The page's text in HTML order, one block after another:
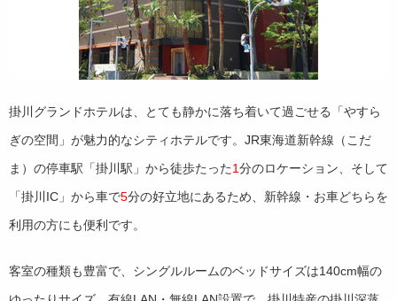
掛川グランドホテルは、とても静かに落ち着いて過ごせる「やすら
ぎの空間」が魅力的なシティホテルです。JR東海道新幹線（こだ
ま）の停車駅「掛川駅」から徒歩たった1分のロケーション、そして
「掛川IC」から車で5分の好立地にあるため、新幹線・お車どちらを
利用の方にも便利です。
客室の種類も豊富で、シングルルームのベッドサイズは140cm幅の